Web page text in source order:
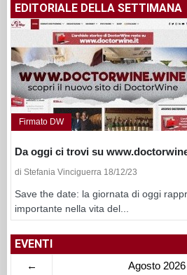
EDITORIALE DELLA SETTIMANA
Firmato DW
Da oggi ci trovi su
di Stefania Vinciguerra 18/12/23
Save the date: la giornata di oggi
importante nella vita del...
EVENTI
← Agosto 2026